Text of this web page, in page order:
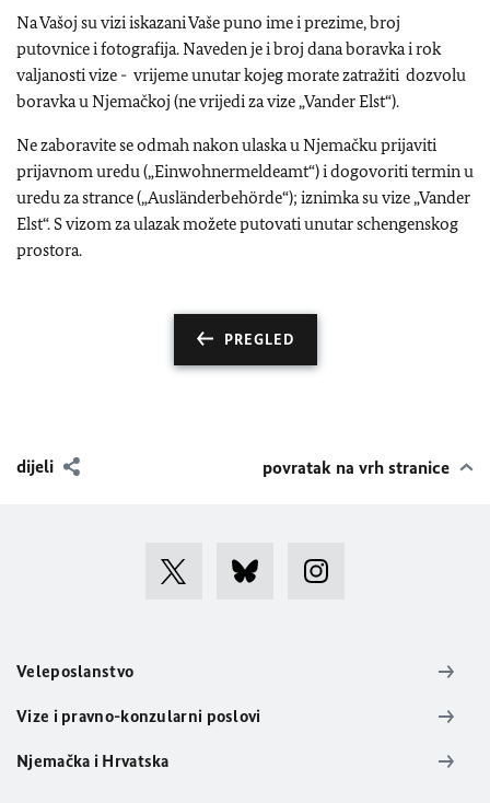
Na Vašoj su vizi iskazani Vaše puno ime i prezime, broj
putovnice i fotografija. Naveden je i broj dana boravka i rok
valjanosti vize - vrijeme unutar kojeg morate zatražiti dozvolu
boravka u Njemačkoj (ne vrijedi za vize „Vander Elst“).
Ne zaboravite se odmah nakon ulaska u Njemačku prijaviti
prijavnom uredu („Einwohnermeldeamt“) i dogovoriti termin u
uredu za strance („Ausländerbehörde“); iznimka su vize „Vander
Elst“. S vizom za ulazak možete putovati unutar schengenskog
prostora.
PREGLED
dijeli povratak na vrh stranice
Veleposlanstvo
Vize i pravno-konzularni poslovi
Njemačka i Hrvatska